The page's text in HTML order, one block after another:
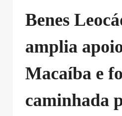
Benes
amplia
Macaíba e
caminhada